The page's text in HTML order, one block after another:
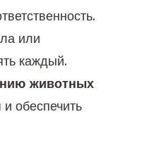
или
каждый.
животных
обеспечить